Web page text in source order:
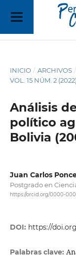
INICIO / ARCHIVOS /
VOL. 15 NÚM. 2
Análisis
político
Bolivia
Juan Carlos
Postgrado en
https://orcid.org/0000-
DOI: https://
Palabras clave: